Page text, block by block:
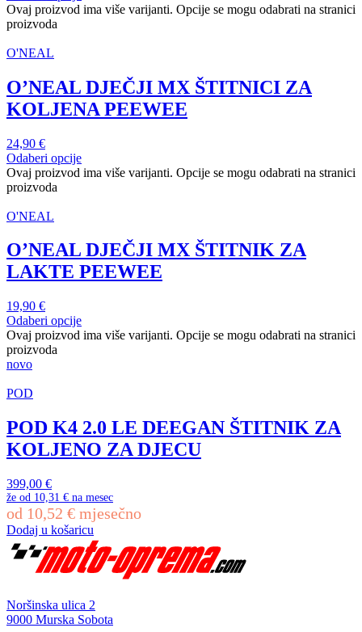
Ovaj proizvod ima više varijanti. Opcije se mogu odabrati na stranici
proizvoda
O'NEAL
O’NEAL DJEČJI MX ŠTITNICI ZA
KOLJENA PEEWEE
24,90 €
Odaberi opcije
Ovaj proizvod ima više varijanti. Opcije se mogu odabrati na stranici
proizvoda
O'NEAL
O’NEAL DJEČJI MX ŠTITNIK ZA
LAKTE PEEWEE
19,90 €
Odaberi opcije
Ovaj proizvod ima više varijanti. Opcije se mogu odabrati na stranici
proizvoda
novo
POD
POD K4 2.0 LE DEEGAN ŠTITNIK ZA
KOLJENO ZA DJECU
399,00 €
že od 10,31 € na mesec
od 10,52 € mjesečno
Dodaj u košaricu
Noršinska ulica 2
9000 Murska Sobota